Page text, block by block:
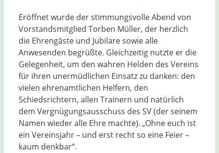
Eröffnet wurde der stimmungsvolle Abend von
Vorstandsmitglied Torben Müller, der herzlich
die Ehrengäste und Jubilare sowie alle
Anwesenden begrüßte. Gleichzeitig nutzte er die
Gelegenheit, um den wahren Helden des Vereins
für ihren unermüdlichen Einsatz zu danken: den
vielen ehrenamtlichen Helfern, den
Schiedsrichtern, allen Trainern und natürlich
dem Vergnügungsausschuss des SV (der seinem
Namen wieder alle Ehre machte). „Ohne euch ist
ein Vereinsjahr – und erst recht so eine Feier –
kaum denkbar“.